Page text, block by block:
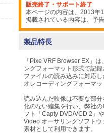
販売終了・サポート終了
本ページの内容は、2013年
掲載されている内容は、予
製品特長
「Pixe VRF Browser EX」
ングフォーマット形式で記
ファイルの読み込みに対応
オレコーディングフォーマ
読み込んだ映像は不要な部
化のない編集を行い、弊社
フト「Capty DVD/VCD 2」
Video オーサリングソフト
素材として利用できます。